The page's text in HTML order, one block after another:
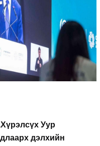
Уур
дэлхийн